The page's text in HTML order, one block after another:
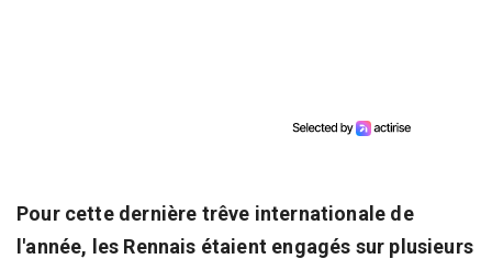
Pour cette dernière trêve internationale de
l'année, les Rennais étaient engagés sur plusieurs